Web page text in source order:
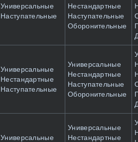
Универсальные
Наступательные
Нестандартные
Наступательные
Оборонительные
Универсальные
Нестандартные
Наступательные
Универсальные
Нестандартные
Наступательные
Оборонительные
Универсальные
Универсальные
Нестандартные